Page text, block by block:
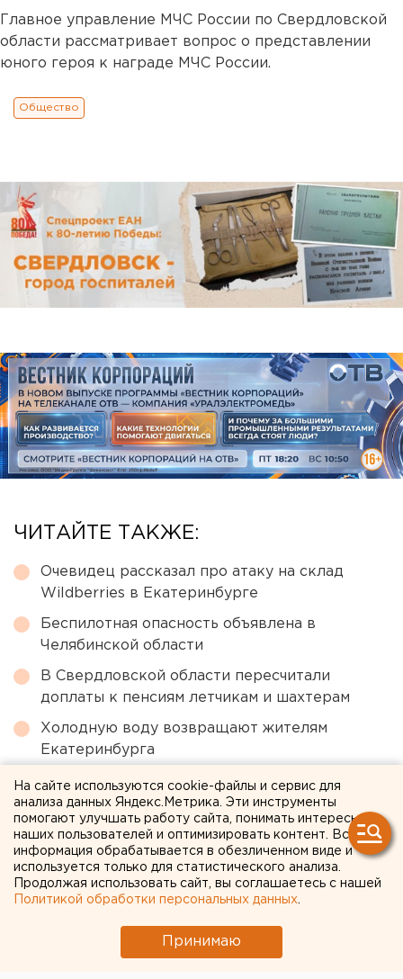
Главное управление МЧС России по Свердловской
области рассматривает вопрос о представлении
юного героя к награде МЧС России.
Общество
ЧИТАЙТЕ ТАКЖЕ:
Очевидец рассказал про атаку на склад
Wildberries в Екатеринбурге
Беспилотная опасность объявлена в
Челябинской области
В Свердловской области пересчитали
доплаты к пенсиям летчикам и шахтерам
Холодную воду возвращают жителям
Екатеринбурга
Ракетную опасность объявили в
Свердловской области
← НОВОСТИ
10 ИЮЛЯ 2020 В 11:30
На сайте используются cookie-файлы и сервис для
анализа данных Яндекс.Метрика. Эти инструменты
помогают улучшать работу сайта, понимать интересы
наших пользователей и оптимизировать контент. Вся
информация обрабатывается в обезличенном виде и
используется только для статистического анализа.
Продолжая использовать сайт, вы соглашаетесь с нашей
Политикой обработки персональных данных
Принимаю